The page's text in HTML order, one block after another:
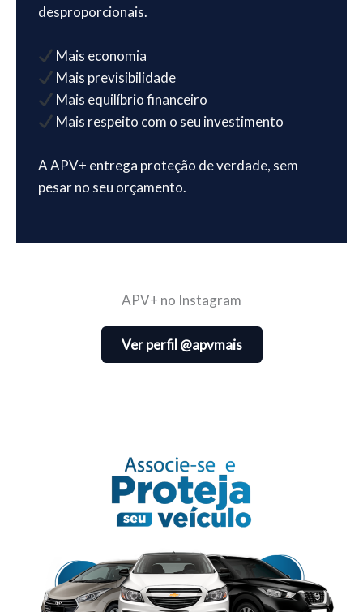
desproporcionais.
Mais economia
Mais previsibilidade
Mais equilíbrio financeiro
Mais respeito com o seu investimento
A APV+ entrega proteção de verdade, sem
pesar no seu orçamento.
APV+ no Instagram
Ver perfil @apvmais